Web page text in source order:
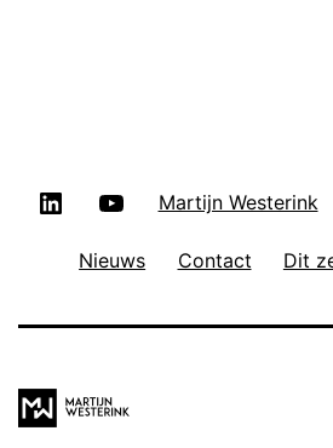
LinkedIn YouTube
Martijn Westerink
Nieuws Contact Dit